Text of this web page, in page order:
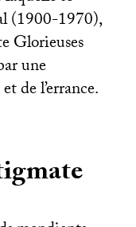
(1900-1970),
Glorieuses
une
de l’errance.